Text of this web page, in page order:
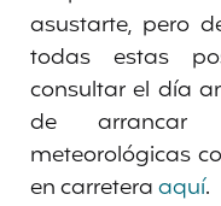
asustarte, pero
todas estas
consultar el día
de arrancar
meteorológicas
en carreteraaquí.